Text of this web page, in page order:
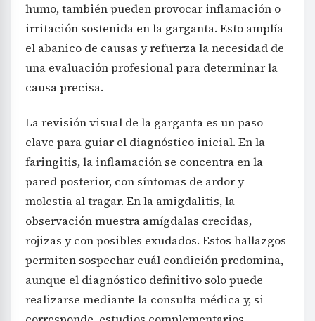
humo, también pueden provocar inflamación o
irritación sostenida en la garganta. Esto amplía
el abanico de causas y refuerza la necesidad de
una evaluación profesional para determinar la
causa precisa.
La revisión visual de la garganta es un paso
clave para guiar el diagnóstico inicial. En la
faringitis, la inflamación se concentra en la
pared posterior, con síntomas de ardor y
molestia al tragar. En la amigdalitis, la
observación muestra amígdalas crecidas,
rojizas y con posibles exudados. Estos hallazgos
permiten sospechar cuál condición predomina,
aunque el diagnóstico definitivo solo puede
realizarse mediante la consulta médica y, si